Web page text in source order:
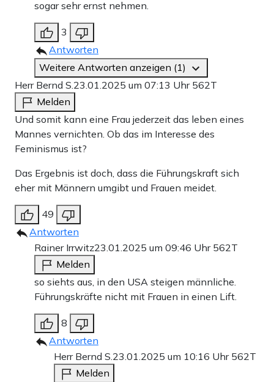
sogar sehr ernst nehmen.
3
Antworten
Weitere Antworten anzeigen (1)
Herr Bernd S. 23.01.2025 um 07:13 Uhr 562T
Melden
Und somit kann eine Frau jederzeit das leben eines
Mannes vernichten. Ob das im Interesse des
Feminismus ist?
Das Ergebnis ist doch, dass die Führungskraft sich
eher mit Männern umgibt und Frauen meidet.
49
Antworten
Rainer Irrwitz23.01.2025 um 09:46 Uhr 562T
Melden
so siehts aus, in den USA steigen männliche.
Führungskräfte nicht mit Frauen in einen Lift.
8
Antworten
Herr Bernd S. 23.01.2025 um 10:16 Uhr 562T
Melden